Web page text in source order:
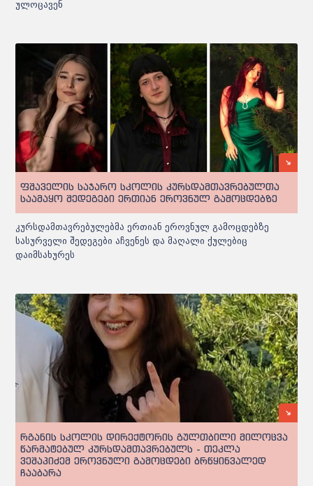
ულოცავენ
ფშაველის საჯარო სკოლის კურსდამთავრებულთა
საამაყო შედეგები ერთიან ეროვნულ გამოცდებზე
კურსდამთავრებულებმა ერთიან ეროვნულ გამოცდებზე
სასურველი შედეგები აჩვენეს და მაღალი ქულებიც
დაიმსახურეს
რგანის სკოლის დირექტორის გულთბილი მილოცვა
წარმატებულ კურსდამთავრებულს - თეკლა
ვეშაპიძემ ეროვნული გამოცდები ბრწყინვალედ
ჩააბარა